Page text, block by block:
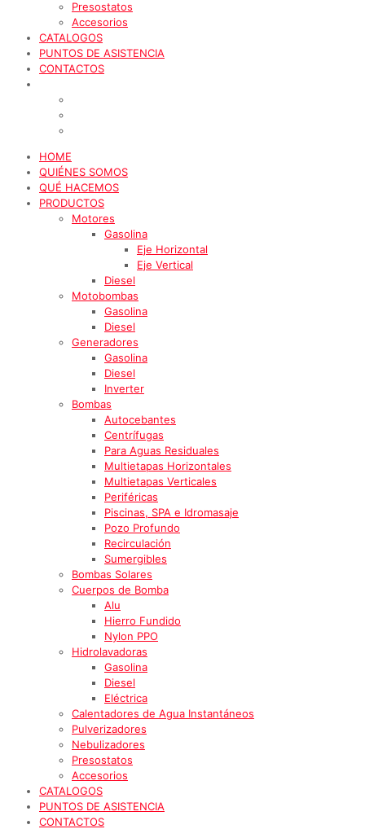
Presostatos
Accesorios
CATALOGOS
PUNTOS DE ASISTENCIA
CONTACTOS
HOME
QUIÉNES SOMOS
QUÉ HACEMOS
PRODUCTOS
Motores
Gasolina
Eje Horizontal
Eje Vertical
Diesel
Motobombas
Gasolina
Diesel
Generadores
Gasolina
Diesel
Inverter
Bombas
Autocebantes
Centrífugas
Para Aguas Residuales
Multietapas Horizontales
Multietapas Verticales
Periféricas
Piscinas, SPA e Idromasaje
Pozo Profundo
Recirculación
Sumergibles
Bombas Solares
Cuerpos de Bomba
Alu
Hierro Fundido
Nylon PPO
Hidrolavadoras
Gasolina
Diesel
Eléctrica
Calentadores de Agua Instantáneos
Pulverizadores
Nebulizadores
Presostatos
Accesorios
CATALOGOS
PUNTOS DE ASISTENCIA
CONTACTOS